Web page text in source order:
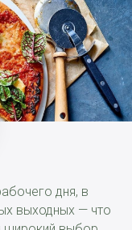
дня, в
выходных — что